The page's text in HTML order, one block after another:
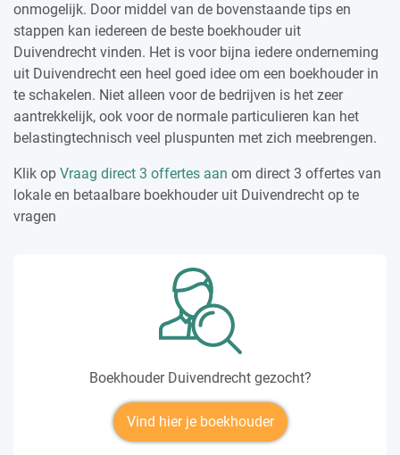
onmogelijk. Door middel van de bovenstaande tips en
stappen kan iedereen de beste boekhouder uit
Duivendrecht vinden. Het is voor bijna iedere onderneming
uit Duivendrecht een heel goed idee om een boekhouder in
te schakelen. Niet alleen voor de bedrijven is het zeer
aantrekkelijk, ook voor de normale particulieren kan het
belastingtechnisch veel pluspunten met zich meebrengen.
Klik op Vraag direct 3 offertes aan om direct 3 offertes van
lokale en betaalbare boekhouder uit Duivendrecht op te
vragen
Boekhouder Duivendrecht gezocht?
Vind hier je boekhouder